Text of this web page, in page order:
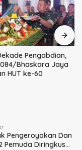
Pengabdian,
Bhaskara Jaya
HUT ke-60
Pengeroyokan Dan
Pemuda Diringkus